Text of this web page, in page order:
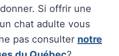
Si offrir une
chat adulte vous
pas consulter notre